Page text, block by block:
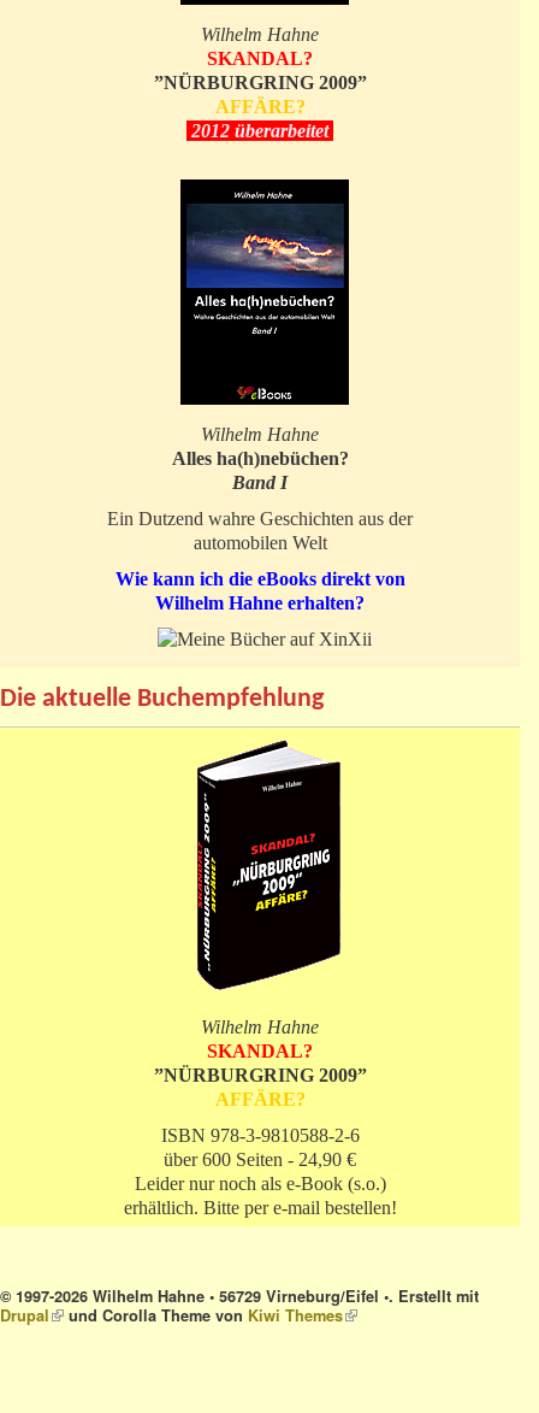
Wilhelm Hahne
SKANDAL?
”NÜRBURGRING 2009”
AFFÄRE?
2012 überarbeitet
Wilhelm Hahne
Alles ha(h)nebüchen?
Band I
Ein Dutzend wahre Geschichten aus der
automobilen Welt
Wie kann ich die eBooks direkt von
Wilhelm Hahne erhalten?
Die aktuelle Buchempfehlung
Wilhelm Hahne
SKANDAL?
”NÜRBURGRING 2009”
AFFÄRE?
ISBN 978-3-9810588-2-6
über 600 Seiten - 24,90 €
Leider nur noch als e-Book (s.o.)
erhältlich. Bitte per e-mail bestellen!
© 1997-2026 Wilhelm Hahne • 56729 Virneburg/Eifel •. Erstellt mit
Drupal(link is external)
und Corolla Theme von Kiwi Themes(link is external)